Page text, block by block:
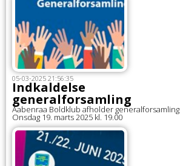
05-03-2025 21:56:35
Indkaldelse
generalforsamling
Aabenraa Boldklub afholder generalforsamling
Onsdag 19. marts 2025 kl. 19.00